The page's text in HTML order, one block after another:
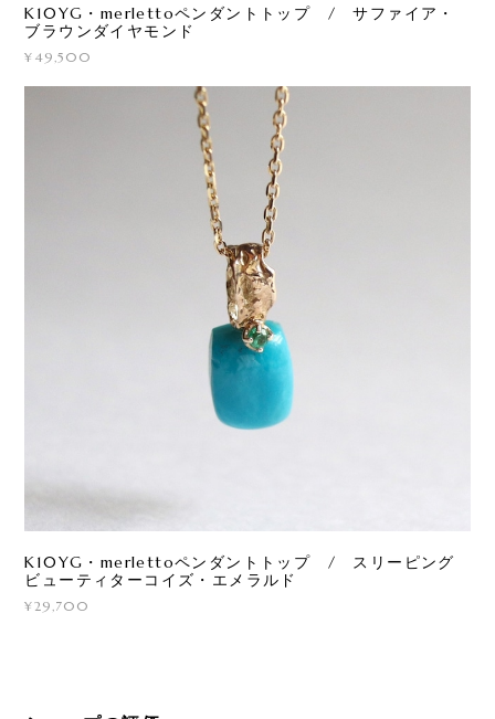
K10YG・merlettoペンダントトップ / サファイア・
ブラウンダイヤモンド
¥49,500
K10YG・merlettoペンダントトップ / スリーピング
ビューティターコイズ・エメラルド
¥29,700